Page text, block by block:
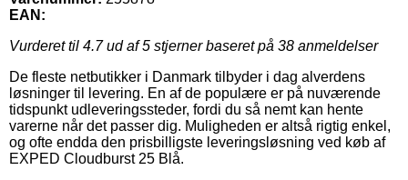
EAN:
Vurderet til 4.7ud af 5 stjerner baseret på 38 anmeldelser
De fleste netbutikker i Danmark tilbyder i dag alverdens
løsninger til levering. En af de populære er på nuværende
tidspunkt udleveringssteder, fordi du så nemt kan hente
varerne når det passer dig. Muligheden er altså rigtig enkel,
og ofte endda den prisbilligste leveringsløsning ved køb af
EXPED Cloudburst 25 Blå.